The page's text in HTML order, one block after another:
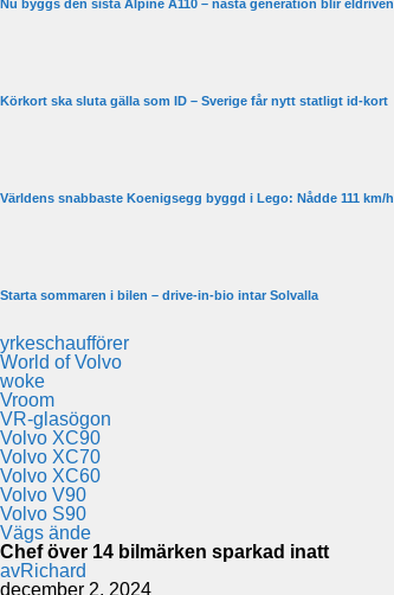
Nu byggs den sista Alpine A110 – nästa generation blir eldriven
Körkort ska sluta gälla som ID – Sverige får nytt statligt id-kort
Världens snabbaste Koenigsegg byggd i Lego: Nådde 111 km/h
Starta sommaren i bilen – drive-in-bio intar Solvalla
yrkeschaufförer
World of Volvo
woke
Vroom
VR-glasögon
Volvo XC90
Volvo XC70
Volvo XC60
Volvo V90
Volvo S90
Vägs ände
Chef över 14 bilmärken sparkad inatt
avRichard
december 2, 2024